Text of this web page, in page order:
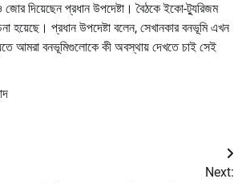
জোর দিয়েছেন প্রধান উপদেষ্টা। বৈঠকে ইকো-ট্যুরিজম
হয়েছে। প্রধান উপদেষ্টা বলেন, সেখানকার বনভূমি এখন
আমরা বনভূমিগুলোকে কী অবস্থায় দেখতে চাই সেই
Next: